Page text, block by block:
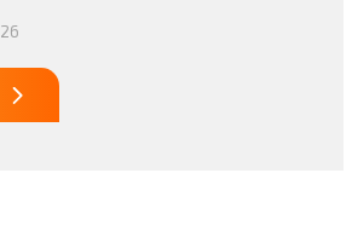
atuam com importação e exportação,
setores que […]